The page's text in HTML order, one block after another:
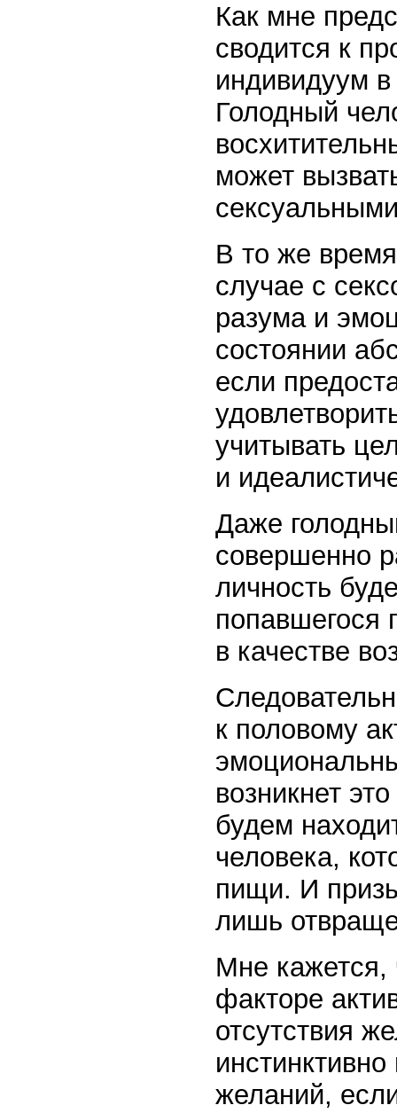
Как мне
сводится к
индивидуум
Голодный
может
В то же
случае с
разума и
состоянии
если
учитывать
и
Даже
совершенно
личность
попавшегося
в качестве
к половому
возникнет
будем
человека,
пищи. И
лишь
Мне кажется,
факторе
отсутствия
желаний,